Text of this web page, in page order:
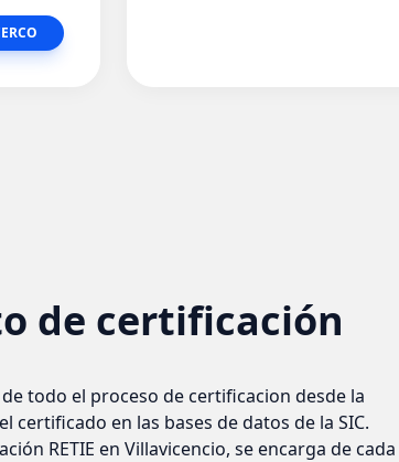
de certificación
todo el proceso de certificacion desde la
en las bases de datos de la SIC.
RETIE en Villavicencio, se encarga de cada